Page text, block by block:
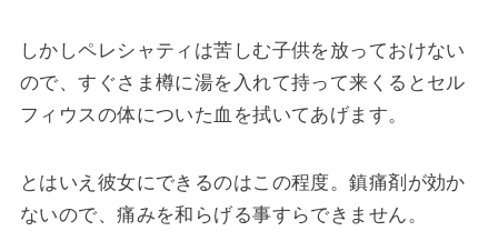
しかしペレシャティは苦しむ子供を放っておけない
ので、すぐさま樽に湯を入れて持って来くるとセル
フィウスの体についた血を拭いてあげます。
とはいえ彼女にできるのはこの程度。鎮痛剤が効か
ないので、痛みを和らげる事すらできません。